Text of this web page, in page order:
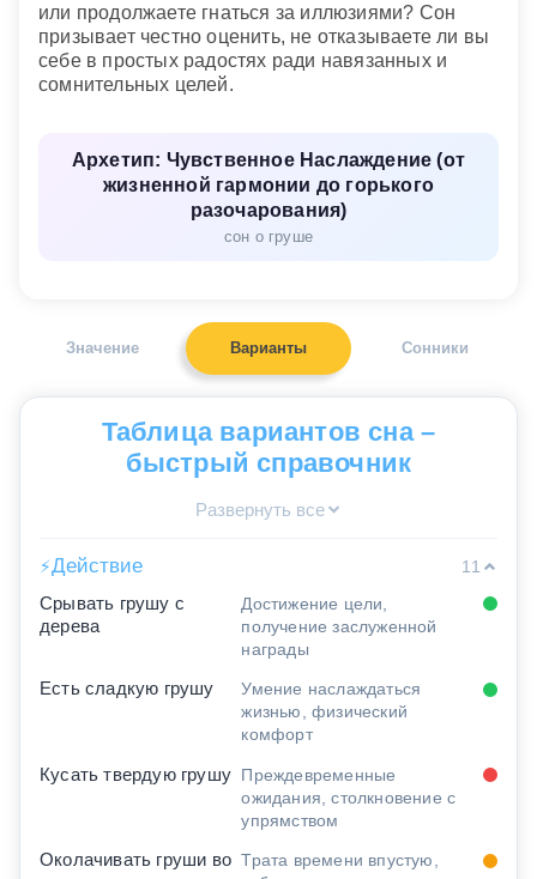
или продолжаете гнаться за иллюзиями? Сон
призывает честно оценить, не отказываете ли вы
себе в простых радостях ради навязанных и
сомнительных целей.
Архетип: Чувственное Наслаждение (от
жизненной гармонии до горького
разочарования)
сон о груше
Значение Варианты Сонники
Таблица вариантов сна –
быстрый справочник
Развернуть все
⚡Действие
11
Срывать грушу с
дерева
Достижение цели,
получение заслуженной
награды
Есть сладкую грушу
Умение наслаждаться
жизнью, физический
комфорт
Кусать твердую грушу Преждевременные
ожидания, столкновение с
упрямством
Околачивать груши во Трата времени впустую,